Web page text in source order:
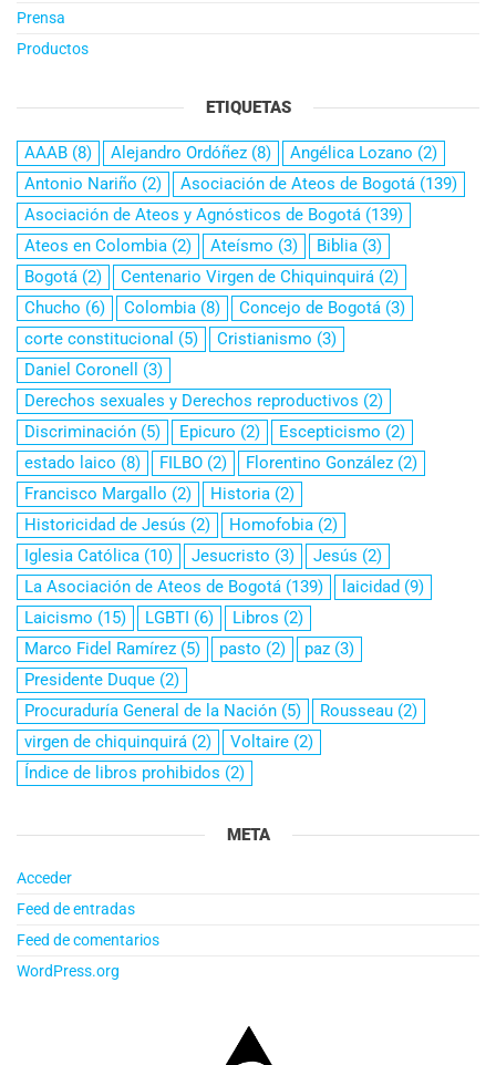
Prensa
Productos
ETIQUETAS
AAAB (8) Alejandro Ordóñez (8) Angélica Lozano (2)
Antonio Nariño (2) Asociación de Ateos de Bogotá (139)
Asociación de Ateos y Agnósticos de Bogotá (139)
Ateos en Colombia (2) Ateísmo (3) Biblia (3)
Bogotá (2) Centenario Virgen de Chiquinquirá (2)
Chucho (6) Colombia (8) Concejo de Bogotá (3)
corte constitucional (5) Cristianismo (3)
Daniel Coronell
(3)
Derechos sexuales y Derechos reproductivos (2)
Discriminación (5) Epicuro (2) Escepticismo (2)
estado laico (8) FILBO (2) Florentino González (2)
Francisco Margallo (2) Historia (2)
Historicidad de Jesús (2) Homofobia (2)
Iglesia Católica (10) Jesucristo (3) Jesús (2)
La Asociación de Ateos de Bogotá (139) laicidad (9)
Laicismo (15) LGBTI (6) Libros (2)
Marco Fidel Ramírez (5) pasto (2) paz (3)
Presidente Duque (2)
Procuraduría General de la Nación (5) Rousseau (2)
virgen de chiquinquirá (2) Voltaire (2)
Índice de libros prohibidos (2)
META
Acceder
Feed de entradas
Feed de comentarios
WordPress.org